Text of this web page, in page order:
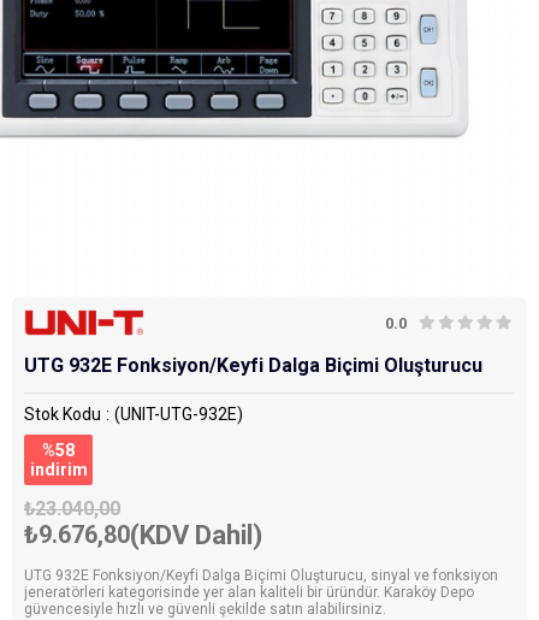
0.0
UTG 932E Fonksiyon/Keyfi Dalga Biçimi Oluşturucu
Stok Kodu
(UNIT-UTG-932E)
%58
i̇ndirim
₺23.040,00
₺9.676,80(KDV Dahil)
UTG 932E Fonksiyon/Keyfi Dalga Biçimi Oluşturucu, sinyal ve fonksiyon
jeneratörleri kategorisinde yer alan kaliteli bir üründür. Karaköy Depo
güvencesiyle hızlı ve güvenli şekilde satın alabilirsiniz.